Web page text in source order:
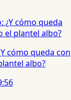
cómo queda con
albo?